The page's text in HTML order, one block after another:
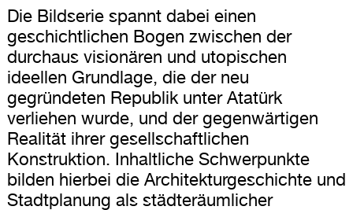
Die Bildserie spannt dabei einen
geschichtlichen Bogen zwischen der
durchaus visionären und utopischen
ideellen Grundlage, die der neu
gegründeten Republik unter Atatürk
verliehen wurde, und der gegenwärtigen
Realität ihrer gesellschaftlichen
Konstruktion. Inhaltliche Schwerpunkte
bilden hierbei die Architekturgeschichte und
Stadtplanung als städteräumlicher